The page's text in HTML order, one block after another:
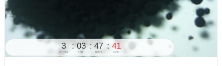
3
dana
03
sati
47
min.
41
sek.